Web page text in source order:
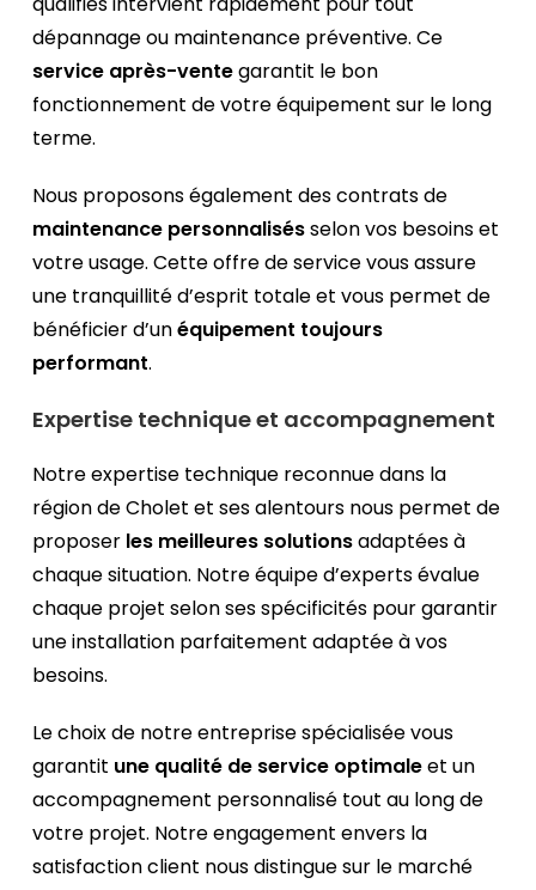
dépannage ou maintenance préventive. Ce
service après-ventegarantit le bon
fonctionnement de votre équipement sur le long
terme.
Nous proposons également des contrats de
maintenance personnalisésselon vos besoins et
votre usage. Cette offre de service vous assure
une tranquillité d’esprit totale et vous permet de
bénéficier d’unéquipement toujours
performant.
Expertise technique et accompagnement
Notre expertise technique reconnue dans la
région de Cholet et ses alentours nous permet de
proposer les meilleures solutionsadaptées à
chaque situation. Notre équipe d’experts évalue
chaque projet selon ses spécificités pour garantir
une installation parfaitement adaptée à vos
besoins.
Le choix de notre entreprise spécialisée vous
garantit une qualité de service optimaleet un
accompagnement personnalisé tout au long de
votre projet. Notre engagement envers la
satisfaction client nous distingue sur le marché